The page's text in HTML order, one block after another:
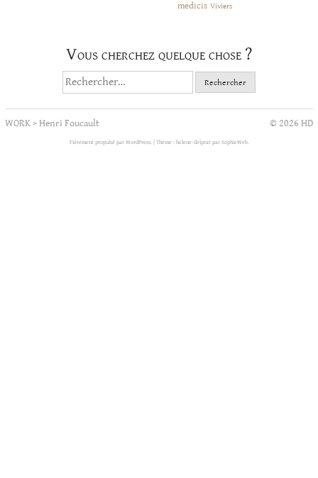
medicis Viviers
Vous cherchez quelque chose ?
Rechercher :
WORK>Henri Foucault © 2026 HD
Fièrement propulsé par WordPress. Thème : helene-delprat par SophieWeb.